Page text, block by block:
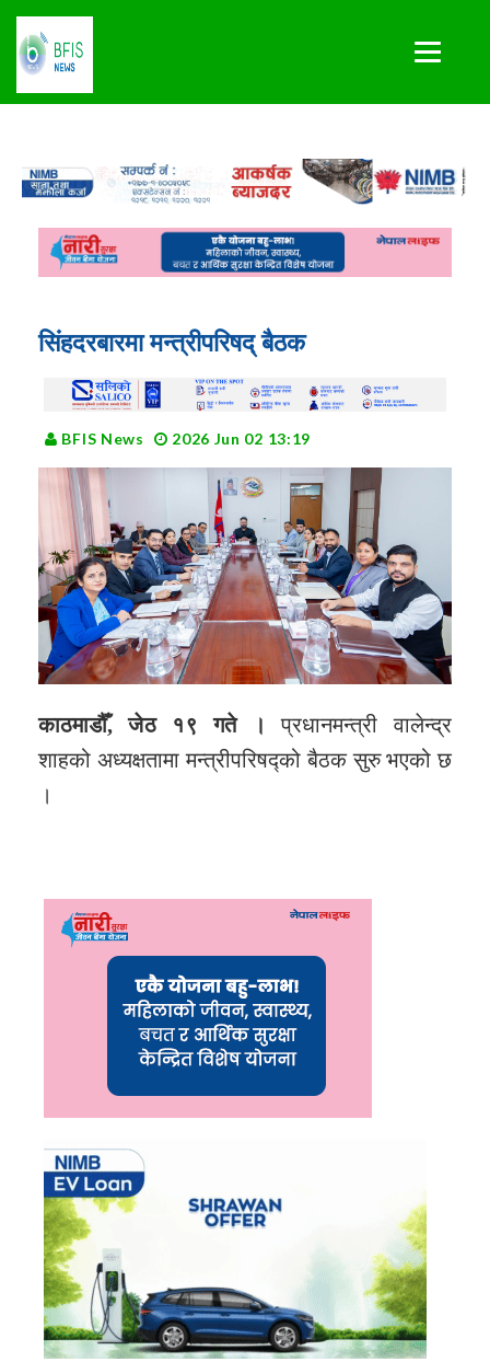
सिंहदरबारमा मन्त्रीपरिषद् बैठक
BFIS News 2026 Jun 02 13:19
काठमाडौँ, जेठ १९ गते ।
प्रधानमन्त्री वालेन्द्र
शाहको अध्यक्षतामा मन्त्रीपरिषद्को बैठक सुरु भएको छ
।